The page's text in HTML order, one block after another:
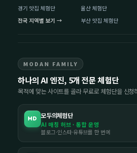
경기 맛집 체험단
전국 지역별 보기 →
울산 체험단
부산 맛집 체험단
MODAN FAMILY
하나의 AI 엔진, 5개 전문 체험단
목적에 맞는 사이트를 골라 무료로 체험단을 신청
MD 모두의체험단
AI 매칭 허브 · 통합 운영
블로그·인스타·유튜브를 한 번에